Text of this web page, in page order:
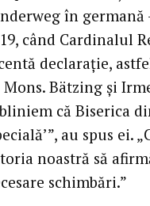
în
când Cardinalul
declarație,
Mons. Bätzing și
că Biserica
au spus ei.
noastră să
schimbări.”